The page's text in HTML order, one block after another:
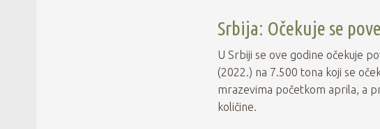
Srbija: Očekuje se
U Srbiji se ove godine očekuje
(2022.) na 7.500 tona koji se
mrazevima početkom aprila, a
količine.